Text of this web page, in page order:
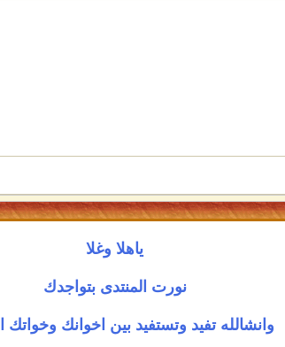
ياهلا وغلا
نورت المنتدى بتواجدك
وانشالله تفيد وتستفيد بين اخوانك وخواتك